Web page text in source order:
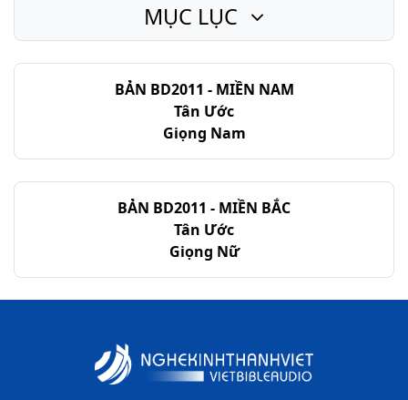
BẢN BD2011 - MIỀN NAM
Tân Ước
Giọng Nam
BẢN BD2011 - MIỀN BẮC
Tân Ước
Giọng Nữ
MỤC LỤC